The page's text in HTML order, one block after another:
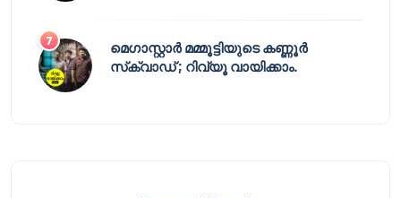
മെഗാസ്റ്റാർ മമ്മൂട്ടിയുടെ കണ്ണൂർ
സ്‌ക്വാഡ് ; റിവ്യൂ വായിക്കാം.